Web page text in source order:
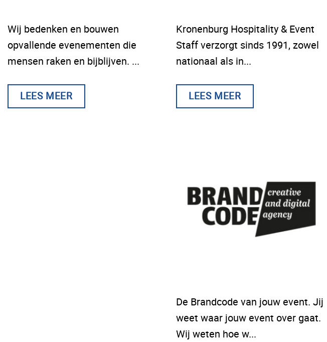
Wij bedenken en bouwen
opvallende evenementen die
mensen raken en bijblijven. ...
LEES MEER
Kronenburg Hospitality & Event
Staff verzorgt sinds 1991, zowel
nationaal als in...
LEES MEER
De Brandcode van jouw event. Jij
weet waar jouw event over gaat.
Wij weten hoe w...